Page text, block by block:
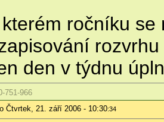
ročníku
den v týdnu
751-966
Čtvrtek, 21. září 2006 - 10:30:34